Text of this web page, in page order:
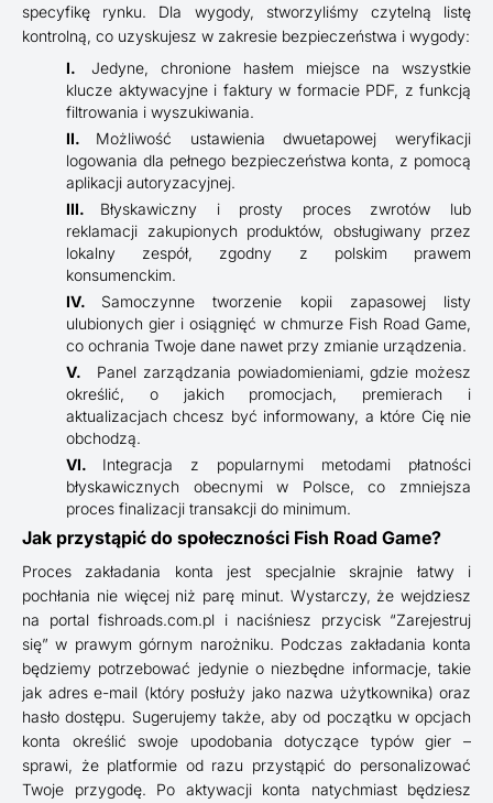
specyfikę rynku. Dla wygody, stworzyliśmy czytelną listę
kontrolną, co uzyskujesz w zakresie bezpieczeństwa i wygody:
Jedyne, chronione hasłem miejsce na wszystkie
klucze aktywacyjne i faktury w formacie PDF, z funkcją
filtrowania i wyszukiwania.
Możliwość ustawienia dwuetapowej weryfikacji
logowania dla pełnego bezpieczeństwa konta, z pomocą
aplikacji autoryzacyjnej.
Błyskawiczny i prosty proces zwrotów lub
reklamacji zakupionych produktów, obsługiwany przez
lokalny zespół, zgodny z polskim prawem
konsumenckim.
Samoczynne tworzenie kopii zapasowej listy
ulubionych gier i osiągnięć w chmurze Fish Road Game,
co ochrania Twoje dane nawet przy zmianie urządzenia.
Panel zarządzania powiadomieniami, gdzie możesz
określić, o jakich promocjach, premierach i
aktualizacjach chcesz być informowany, a które Cię nie
obchodzą.
Integracja z popularnymi metodami płatności
błyskawicznych obecnymi w Polsce, co zmniejsza
proces finalizacji transakcji do minimum.
Jak przystąpić do społeczności Fish Road Game?
Proces zakładania konta jest specjalnie skrajnie łatwy i
pochłania nie więcej niż parę minut. Wystarczy, że wejdziesz
na portal fishroads.com.pl i naciśniesz przycisk “Zarejestruj
się” w prawym górnym narożniku. Podczas zakładania konta
będziemy potrzebować jedynie o niezbędne informacje, takie
jak adres e-mail (który posłuży jako nazwa użytkownika) oraz
hasło dostępu. Sugerujemy także, aby od początku w opcjach
konta określić swoje upodobania dotyczące typów gier –
sprawi, że platformie od razu przystąpić do personalizować
Twoje przygodę. Po aktywacji konta natychmiast będziesz